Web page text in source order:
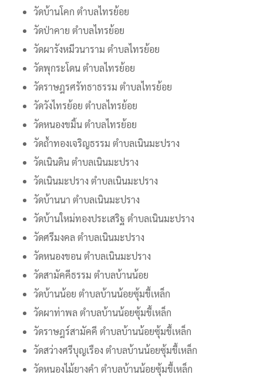
วัดบ้านโคก ตำบลไทรย้อย
วัดป่าคาย ตำบลไทรย้อย
วัดผารังหมีวนาราม ตำบลไทรย้อย
วัดพุกระโดน ตำบลไทรย้อย
วัดราษฎรศรัทธาธรรม ตำบลไทรย้อย
วัดวังไทรย้อย ตำบลไทรย้อย
วัดหนองขมิ้น ตำบลไทรย้อย
วัดถ้ำทองเจริญธรรม ตำบลเนินมะปราง
วัดเนินดิน ตำบลเนินมะปราง
วัดเนินมะปราง ตำบลเนินมะปราง
วัดบ้านนา ตำบลเนินมะปราง
วัดบ้านใหม่ทองประเสริฐ ตำบลเนินมะปราง
วัดศรีมงคล ตำบลเนินมะปราง
วัดหนองขอน ตำบลเนินมะปราง
วัดสามัคคีธรรม ตำบลบ้านน้อย
วัดบ้านน้อย ตำบลบ้านน้อยซุ้มขี้เหล็ก
วัดผาท่าพล ตำบลบ้านน้อยซุ้มขี้เหล็ก
วัดราษฎร์สามัคคี ตำบลบ้านน้อยซุ้มขี้เหล็ก
วัดสว่างศรีบุญเรือง ตำบลบ้านน้อยซุ้มขี้เหล็ก
วัดหนองไม้ยางคำ ตำบลบ้านน้อยซุ้มขี้เหล็ก